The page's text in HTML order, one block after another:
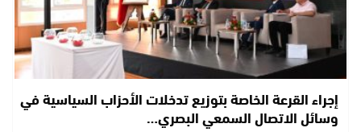
إجراء القرعة الخاصة بتوزيع تدخلات الأحزاب السياسية في
وسائل الاتصال السمعي البصري…